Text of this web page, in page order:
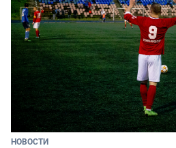
НОВОСТИ